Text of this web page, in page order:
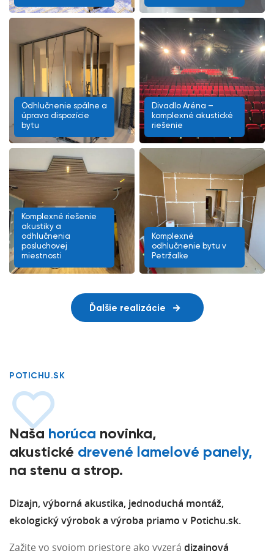
Odhlučnenie spálne a
úprava dispozície
bytu
Divadlo Aréna –
komplexné akustické
riešenie
Komplexné riešenie
akustiky a
odhlučnenia
posluchovej
miestnosti
Komplexné
odhlučnenie bytu v
Petržalke
Ďalšie realizácie
POTICHU.SK
Naša horúca novinka,
akustické drevené lamelové panely,
na stenu a strop.
Dizajn, výborná akustika, jednoduchá montáž,
ekologický výrobok a výroba priamo v Potichu.sk.
Zažite vo svojom priestore ako vyzerá dizajnová